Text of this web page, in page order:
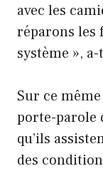
avec les
réparons les
système »,
Sur ce
porte-parole
qu’ils
des